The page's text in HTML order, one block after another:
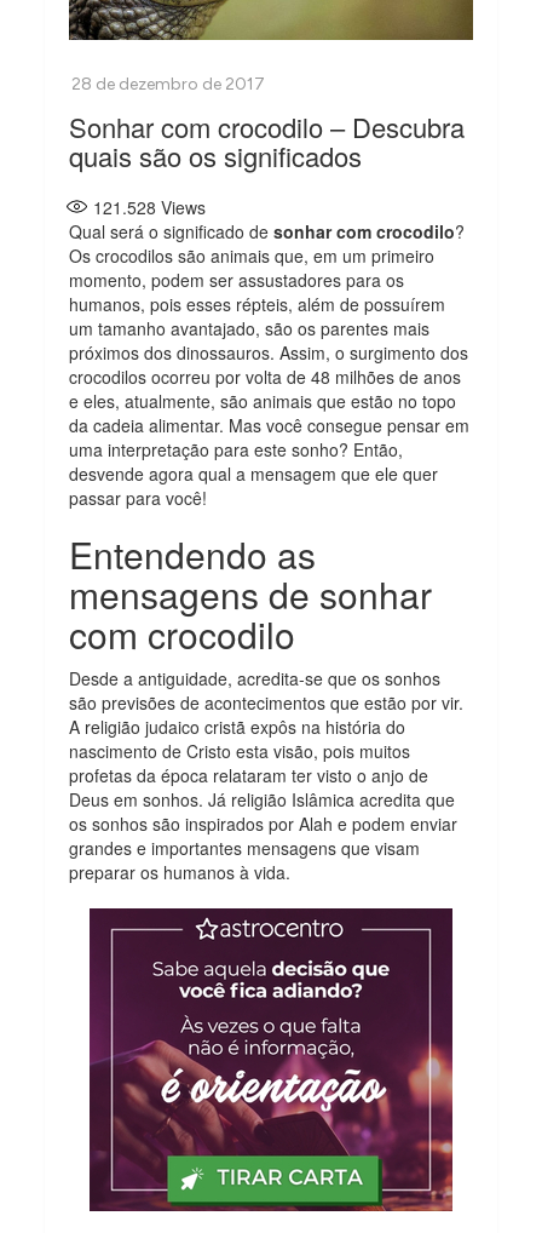
Sonhar com crocodilo – Descubra
quais são os significados
121.528 Views
Qual será o significado desonhar com crocodilo?
Os crocodilos são animais que, em um primeiro
momento, podem ser assustadores para os
humanos, pois esses répteis, além de possuírem
um tamanho avantajado, são os parentes mais
próximos dos dinossauros. Assim, o surgimento dos
crocodilos ocorreu por volta de 48 milhões de anos
e eles, atualmente, são animais que estão no topo
da cadeia alimentar. Mas você consegue pensar em
uma interpretação para este sonho? Então,
desvende agora qual a mensagem que ele quer
passar para você!
Entendendo as
mensagens de sonhar
com crocodilo
Desde a antiguidade, acredita-se que os sonhos
são previsões de acontecimentos que estão por vir.
A religião judaico cristã expôs na história do
nascimento de Cristo esta visão, pois muitos
profetas da época relataram ter visto o anjo de
Deus em sonhos. Já religião Islâmica acredita que
os sonhos são inspirados por Alah e podem enviar
grandes e importantes mensagens que visam
preparar os humanos à vida.